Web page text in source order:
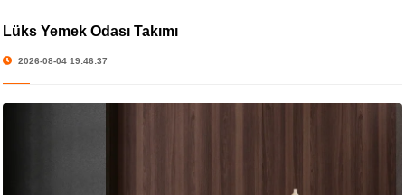
Lüks Yemek Odası Takımı
2026-08-04 19:46:37